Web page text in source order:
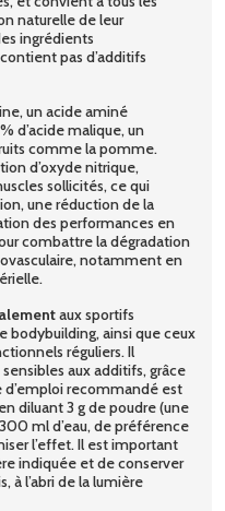
naturelle de leur
ingrédients
pas d’additifs
un acide aminé
d’acide malique, un
comme la pomme.
d’oxyde nitrique,
sollicités, ce qui
une réduction de la
des performances en
combattre la dégradation
notamment en
aux sportifs
bodybuilding, ainsi que ceux
réguliers. Il
aux additifs, grâce
recommandé est
diluant 3 g de poudre (une
ml d’eau, de préférence
l’effet. Il est important
indiquée et de conserver
à l’abri de la lumière